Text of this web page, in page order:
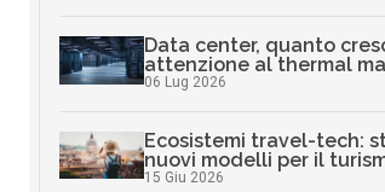
Data center, quanto
attenzione al thermal
06 Lug 2026
Ecosistemi travel-tech:
nuovi modelli per il
15 Giu 2026